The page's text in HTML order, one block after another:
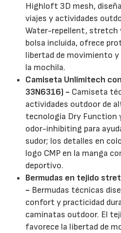
Highloft 3D mesh,
viajes y actividades
Water-repellent, stretch
bolsa incluida, ofrece
libertad de movimiento
la mochila.
Camiseta Unlimitech
33N6316) - Camiseta
actividades outdoor de
tecnología Dry
odor-inhibiting para
sudor; los detalles en
logo CMP en la manga
deportivo.
Bermudas en tejido
- Bermudas técnicas
confort y practicidad
caminatas outdoor. El
favorece la libertad de